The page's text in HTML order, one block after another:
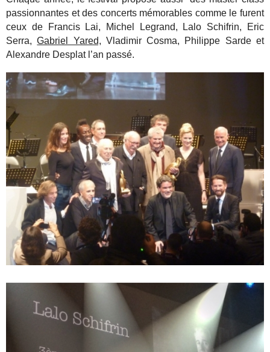
passionnantes et des concerts mémorables comme le furent
ceux de Francis Lai, Michel Legrand, Lalo Schifrin, Eric
Serra,Gabriel Yared, Vladimir Cosma, Philippe Sarde et
Alexandre Desplat l’an passé.